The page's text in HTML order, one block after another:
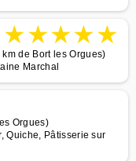
★★★★★
de Bort les Orgues)
Marchal
Orgues)
Quiche, Pâtisserie sur